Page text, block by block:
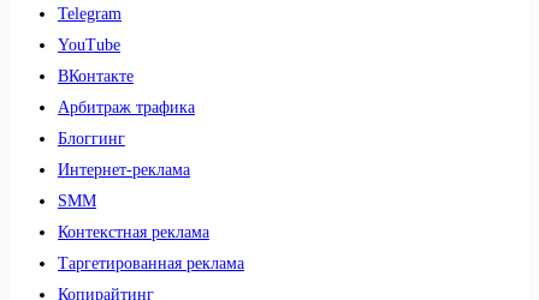
Telegram
YouTube
ВКонтакте
Арбитраж трафика
Блоггинг
Интернет-реклама
SMM
Контекстная реклама
Таргетированная реклама
Копирайтинг